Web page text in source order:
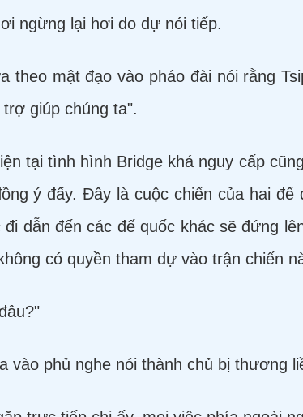
ngừng lại hơi do dự nói tiếp.
theo mật đạo vào pháo đài nói rằng
giúp chúng ta".
tại tình hình Bridge khá nguy cấp
ý đấy. Đây là cuộc chiến của hai
dẫn đến các đế quốc khác sẽ đứng
có quyền tham dự vào trận chiến
vào phủ nghe nói thành chủ bị thương